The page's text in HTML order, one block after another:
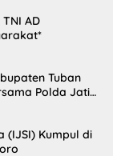
AD
Tuban
Polda Jatim
(IJSI) Kumpul di